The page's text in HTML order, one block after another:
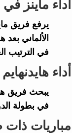
أداء ماينز
يرفع فريق
الألماني بعد
في الترتيب
أداء
يبحث فريق
في بطولة
مباريات ذات